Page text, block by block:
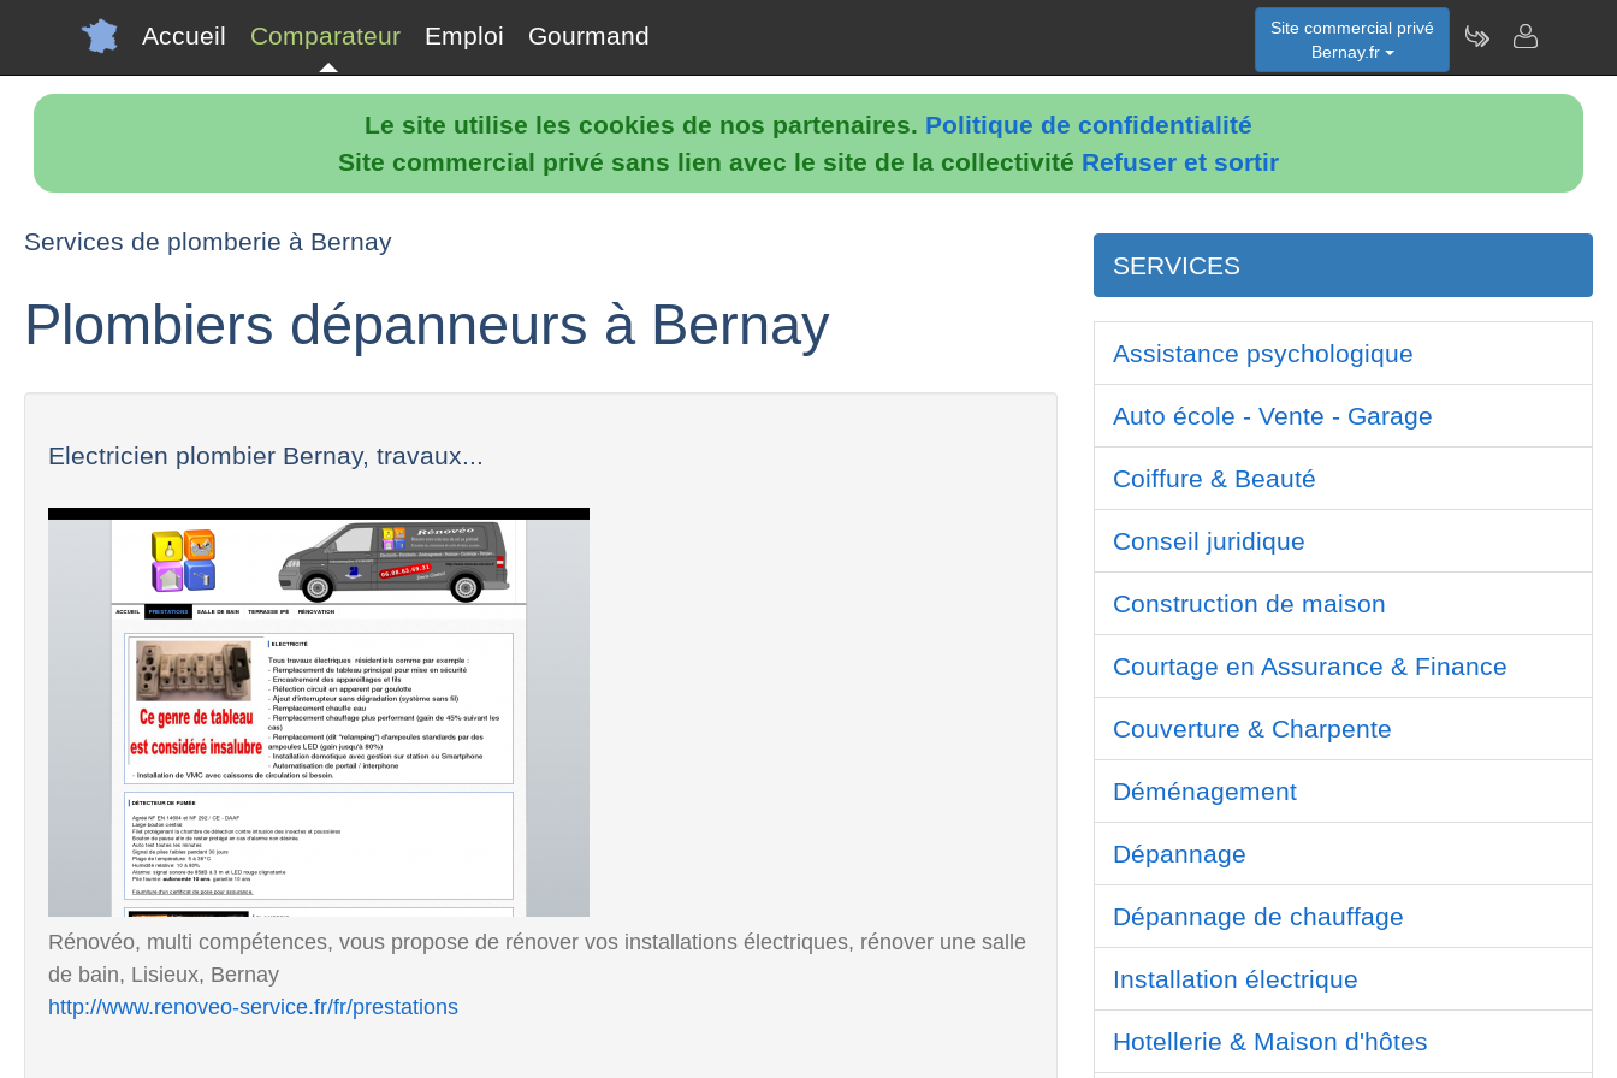
Le site utilise les cookies de nos partenaires. Politique de confidentialité
Site commercial privé sans lien avec le site de la collectivité Refuser et sortir
Accueil Comparateur Emploi Gourmand
Site commercial privé
Bernay.fr
Services de plomberie à Bernay
Plombiers dépanneurs à Bernay
Electricien plombier Bernay, travaux...
Rénovéo, multi compétences, vous propose de rénover vos installations électriques, rénover une salle
de bain, Lisieux, Bernay
http://www.renoveo-service.fr/fr/prestations
SERVICES
Assistance psychologique
Auto école - Vente - Garage
Coiffure & Beauté
Conseil juridique
Construction de maison
Courtage en Assurance & Finance
Couverture & Charpente
Déménagement
Dépannage
Dépannage de chauffage
Installation électrique
Hotellerie & Maison d'hôtes